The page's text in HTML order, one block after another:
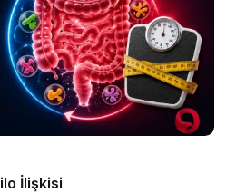
İlişkisi